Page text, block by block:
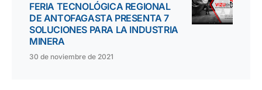
FERIA TECNOLÓGICA REGIONAL
DE ANTOFAGASTA PRESENTA 7
SOLUCIONES PARA LA INDUSTRIA
MINERA
30 de noviembre de 2021